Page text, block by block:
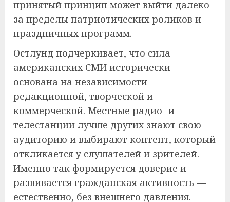
принятый принцип может выйти далеко
за пределы патриотических роликов и
праздничных программ.
Остлунд подчеркивает, что сила
американских СМИ исторически
основана на независимости —
редакционной, творческой и
коммерческой. Местные радио- и
телестанции лучше других знают свою
аудиторию и выбирают контент, который
откликается у слушателей и зрителей.
Именно так формируется доверие и
развивается гражданская активность —
естественно, без внешнего давления.